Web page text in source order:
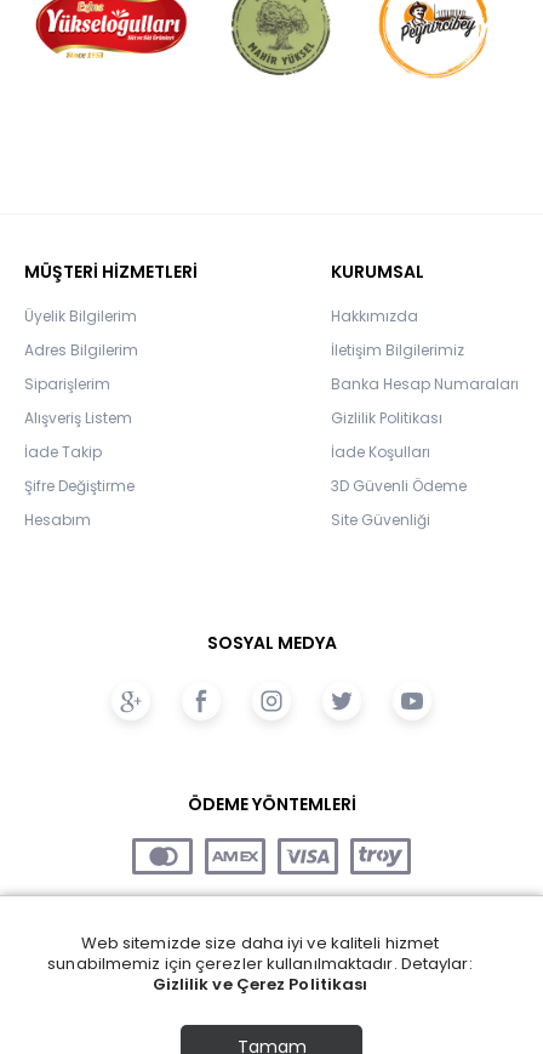
MÜŞTERİ HİZMETLERİ
Üyelik Bilgilerim
Adres Bilgilerim
Siparişlerim
Alışveriş Listem
İade Takip
Şifre Değiştirme
Hesabım
KURUMSAL
Hakkımızda
İletişim Bilgilerimiz
Banka Hesap Numaraları
Gizlilik Politikası
İade Koşulları
3D Güvenli Ödeme
Site Güvenliği
SOSYAL MEDYA
ÖDEME YÖNTEMLERİ
Web sitemizde size daha iyi ve kaliteli hizmet
sunabilmemiz için çerezler kullanılmaktadır. Detaylar:
Gizlilik ve Çerez Politikası
Tamam